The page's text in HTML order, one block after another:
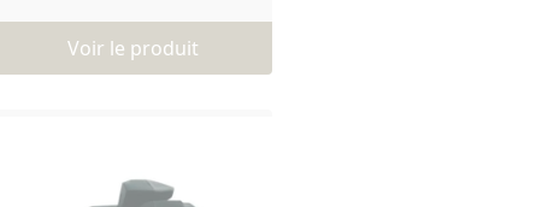
Voir le produit